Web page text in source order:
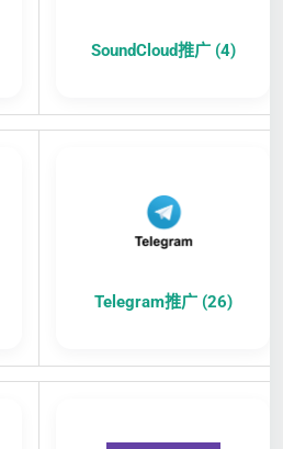
SoundCloud推广 (4)
Telegram推广 (26)